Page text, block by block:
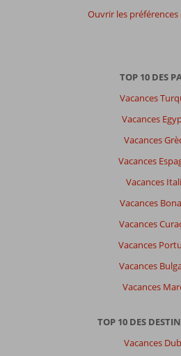
Ouvrir les préférences
TOP 10 DES
Vacances
Vacances
Vacances
Vacances
Vacances
Vacances
Vacances
Vacances
Vacances
Vacances
TOP 10 DES
Vacances